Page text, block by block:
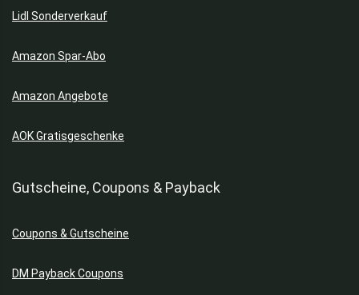
Lidl Sonderverkauf
Amazon Spar-Abo
Amazon Angebote
AOK Gratisgeschenke
Gutscheine, Coupons & Payback
Coupons & Gutscheine
DM Payback Coupons